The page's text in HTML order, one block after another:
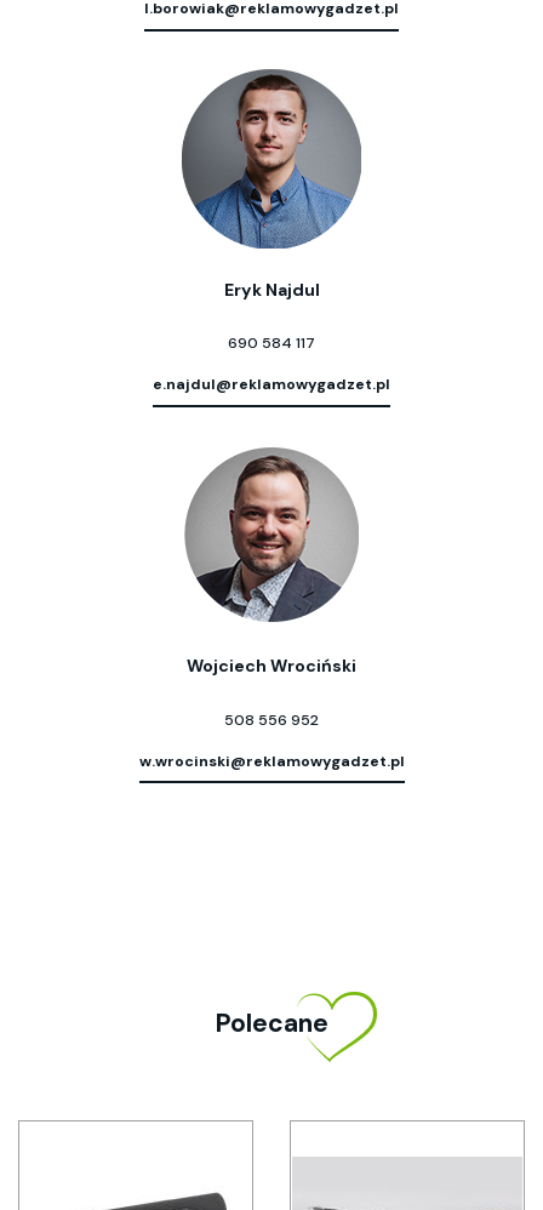
l.borowiak@reklamowygadzet.pl
Eryk Najdul
690 584 117
e.najdul@reklamowygadzet.pl
Wojciech Wrociński
508 556 952
w.wrocinski@reklamowygadzet.pl
Polecane